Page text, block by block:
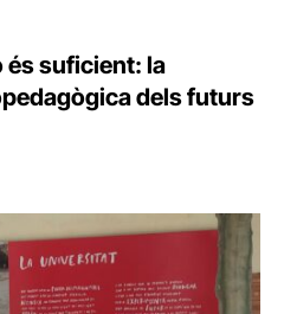
és suficient: la
dels futurs